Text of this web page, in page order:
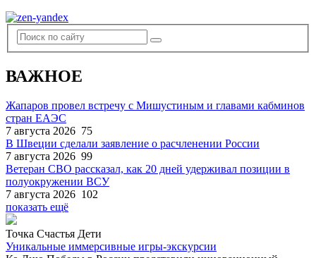
ВАЖНОЕ
Жапаров провел встречу с Мишустиным и главами кабминов
стран ЕАЭС
7 августа 2026 75
В Швеции сделали заявление о расчленении России
7 августа 2026 99
Ветеран СВО рассказал, как 20 дней удерживал позиции в
полуокружении ВСУ
7 августа 2026 102
показать ещё
Точка Счастья Дети
Уникальные иммерсивные игры-экскурсии